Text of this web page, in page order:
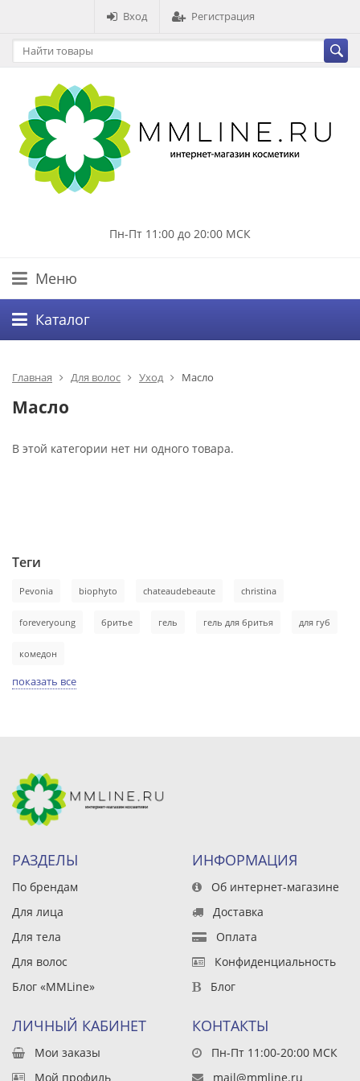
Вход Регистрация
Пн-Пт 11:00 до 20:00 МСК
Меню
Каталог
Главная Для волос Уход Масло
Масло
В этой категории нет ни одного товара.
Теги
Pevonia biophyto chateaudebeaute christina
foreveryoung бритье гель гель для бритья для губ
комедон
показать все
РАЗДЕЛЫ
По брендам
Для лица
Для тела
Для волос
Блог «MMLine»
ИНФОРМАЦИЯ
Об интернет-магазине
Доставка
Оплата
Конфиденциальность
Блог
ЛИЧНЫЙ КАБИНЕТ
Мои заказы
Мой профиль
КОНТАКТЫ
Пн-Пт 11:00-20:00 МСК
mail@mmline.ru